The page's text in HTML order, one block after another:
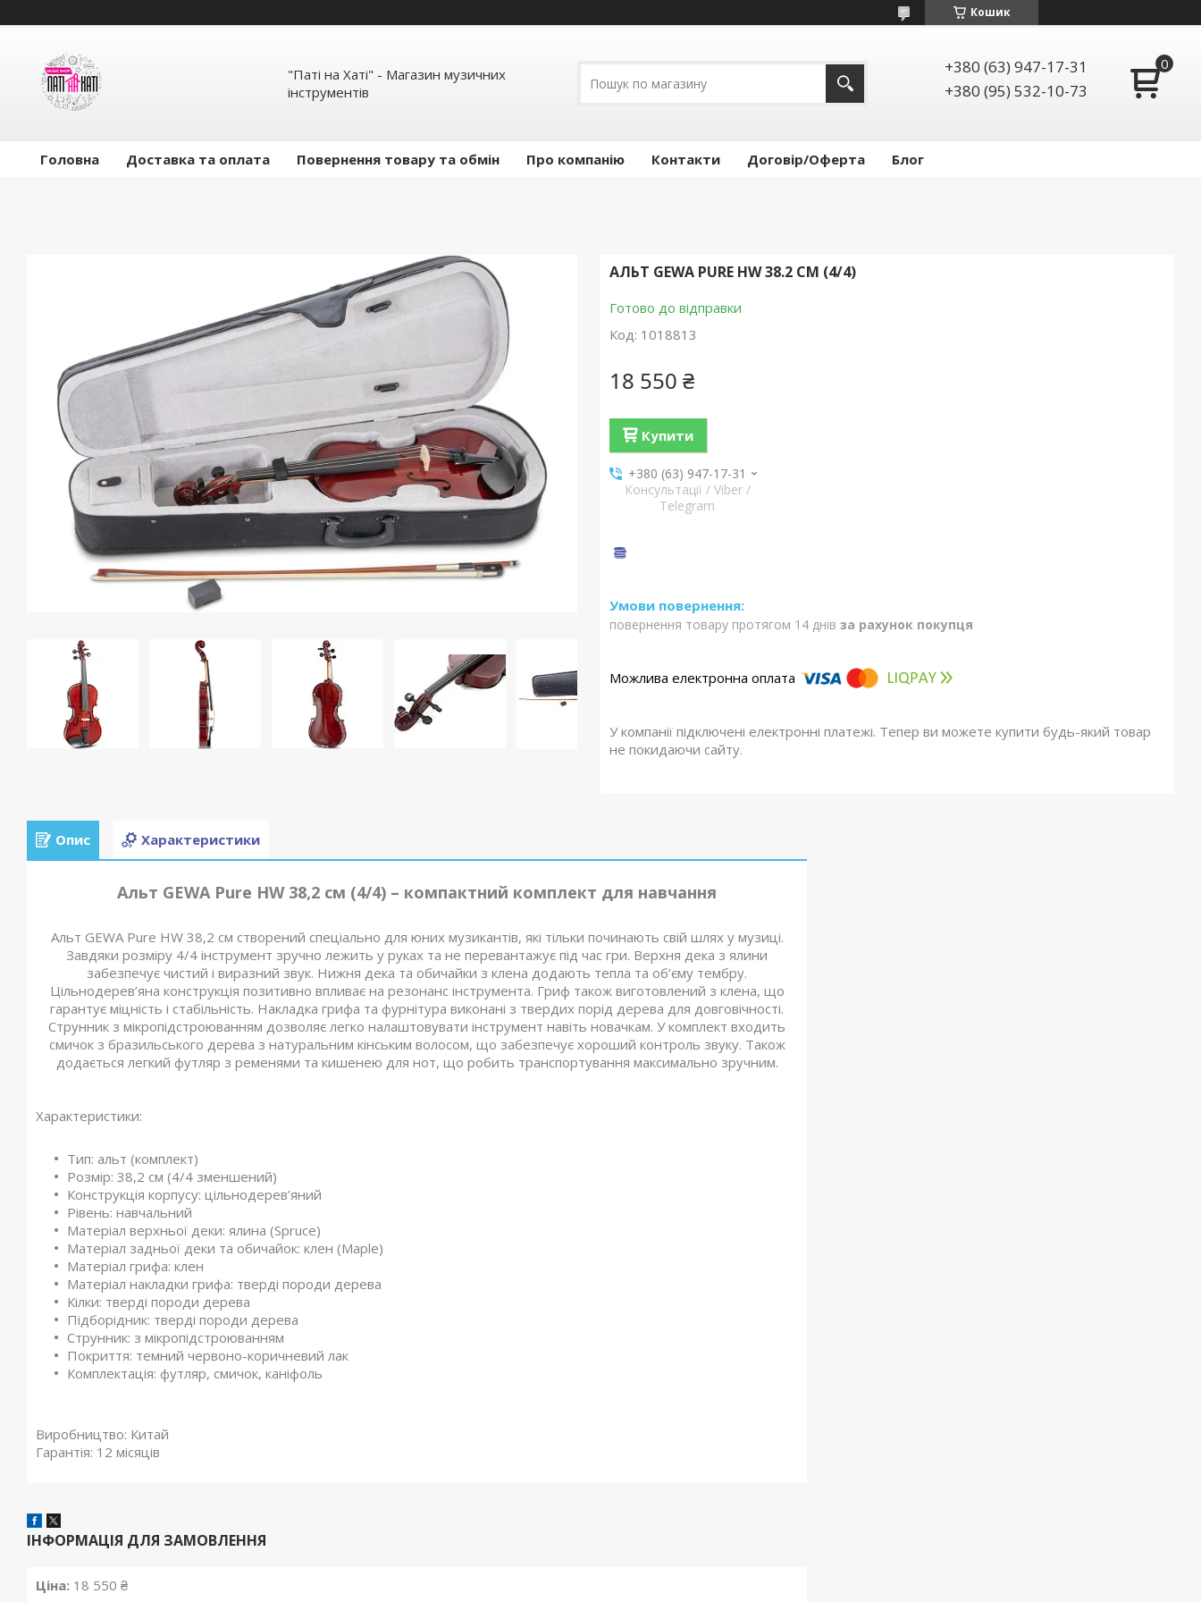
Кошик
"Паті на Хаті" - Магазин музичних
інструментів
+380 (63) 947-17-31
+380 (95) 532-10-73
Головна Доставка та оплата Повернення товару та обмін Про компанію Контакти Договір/Оферта Блог
АЛЬТ GEWA PURE HW 38.2 СМ (4/4)
Готово до відправки
Код: 1018813
18 550 ₴
Купити
+380 (63) 947-17-31
Консультації / Viber /
Telegram
повернення товару протягом 14 днів за рахунок покупця
У компанії підключені електронні платежі. Тепер ви можете купити будь-який товар
не покидаючи сайту.
Опис Характеристики
Альт GEWA Pure HW 38,2 см (4/4) – компактний комплект для навчання
Альт GEWA Pure HW 38,2 см створений спеціально для юних музикантів, які тільки починають свій шлях у музиці.
Завдяки розміру 4/4 інструмент зручно лежить у руках та не перевантажує під час гри. Верхня дека з ялини
забезпечує чистий і виразний звук. Нижня дека та обичайки з клена додають тепла та об’єму тембру.
Цільнодерев’яна конструкція позитивно впливає на резонанс інструмента. Гриф також виготовлений з клена, що
гарантує міцність і стабільність. Накладка грифа та фурнітура виконані з твердих порід дерева для довговічності.
Струнник з мікропідстроюванням дозволяє легко налаштовувати інструмент навіть новачкам. У комплект входить
смичок з бразильського дерева з натуральним кінським волосом, що забезпечує хороший контроль звуку. Також
додається легкий футляр з ременями та кишенею для нот, що робить транспортування максимально зручним.
Характеристики:
Тип: альт (комплект)
Розмір: 38,2 см (4/4 зменшений)
Конструкція корпусу: цільнодерев’яний
Рівень: навчальний
Матеріал верхньої деки: ялина (Spruce)
Матеріал задньої деки та обичайок: клен (Maple)
Матеріал грифа: клен
Матеріал накладки грифа: тверді породи дерева
Кілки: тверді породи дерева
Підборідник: тверді породи дерева
Струнник: з мікропідстроюванням
Покриття: темний червоно-коричневий лак
Комплектація: футляр, смичок, каніфоль
Виробництво: Китай
Гарантія: 12 місяців
ІНФОРМАЦІЯ ДЛЯ ЗАМОВЛЕННЯ
Ціна: 18 550 ₴